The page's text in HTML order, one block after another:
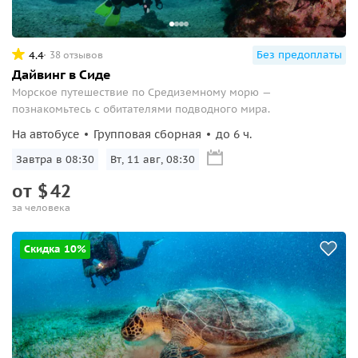
4.4 38 отзывов Без предоплаты
Дайвинг в Сиде
Морское путешествие по Средиземному морю —
познакомьтесь с обитателями подводного мира.
На автобусе Групповая сборная до 6 ч.
Завтра в 08:30 Вт, 11 авг, 08:30
от $42
за человека
Скидка 10%